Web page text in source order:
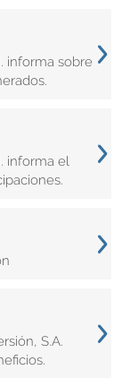
informa sobre
informa el
S.A.